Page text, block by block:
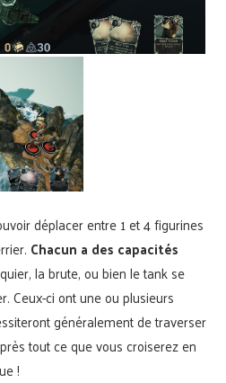
déplacer entre 1 et 4 figurines
Chacun a des capacités
la brute, ou bien le tank se
Ceux-ci ont une ou plusieurs
généralement de traverser
tout ce que vous croiserez en
!